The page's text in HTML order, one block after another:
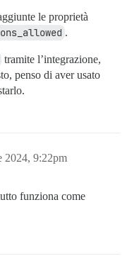
le proprietà
.
tramite l’integrazione,
penso di aver usato
2024, 9:22pm
funziona come